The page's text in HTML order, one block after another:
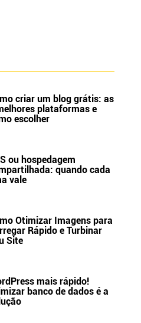
criar um blog grátis: as
plataformas e
escolher
ou hospedagem
quando cada
vale
Otimizar Imagens para
Rápido e Turbinar
Site
mais rápido!
banco de dados é a